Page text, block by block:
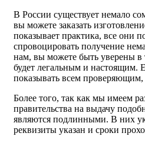
В России существует немало
вы можете заказать
показывает практика, все они
спровоцировать получение
нам, вы можете быть уверены
будет легальным и настоящим.
показывать всем проверяющим,
Более того, так как мы имеем
правительства на выдачу
являются подлинными. В них
реквизиты указан и сроки